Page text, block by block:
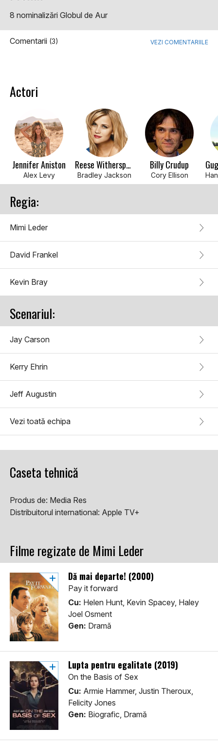
8 nominalizări Globul de Aur
Comentarii (3) VEZI COMENTARIILE
Actori
Jennifer Aniston
Alex Levy
Reese Witherspoon
Bradley Jackson
Billy Crudup
Cory Ellison
Regia:
Mimi Leder
David Frankel
Kevin Bray
Scenariul:
Jay Carson
Kerry Ehrin
Jeff Augustin
Vezi toată echipa
Caseta tehnică
Produs de: Media Res
Distribuitorul international: Apple TV+
Filme regizate de Mimi Leder
Dă mai departe! (2000)
Pay it forward
Cu: Helen Hunt, Kevin Spacey, Haley
Joel Osment
Gen: Dramă
Lupta pentru egalitate (2019)
On the Basis of Sex
Cu: Armie Hammer, Justin Theroux,
Felicity Jones
Gen: Biografic, Dramă